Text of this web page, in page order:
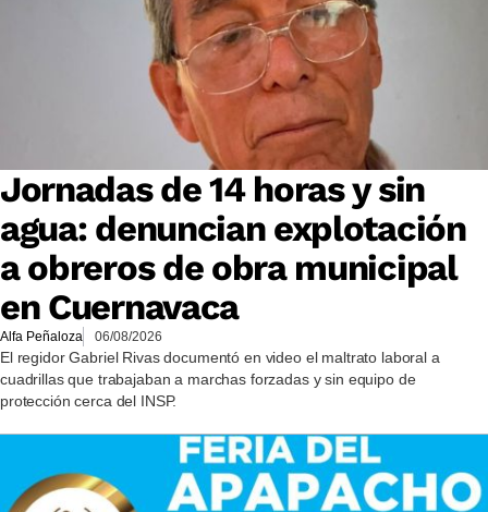
Jornadas de 14 horas y sin
agua: denuncian explotación
a obreros de obra municipal
en Cuernavaca
Alfa Peñaloza 06/08/2026
El regidor Gabriel Rivas documentó en video el maltrato laboral a
cuadrillas que trabajaban a marchas forzadas y sin equipo de
protección cerca del INSP.